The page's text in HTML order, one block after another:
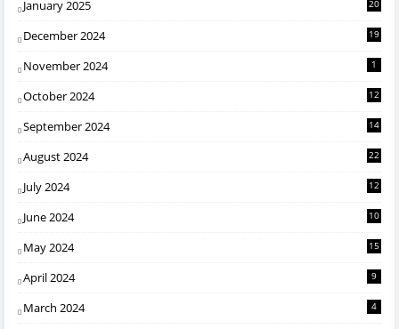
January 2025 20
December 2024 19
November 2024 1
October 2024 12
September 2024 14
August 2024 22
July 2024 12
June 2024 10
May 2024 15
April 2024 9
March 2024 4